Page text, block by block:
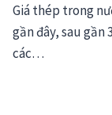
Giá thép trong
gần đây, sau gần
các…